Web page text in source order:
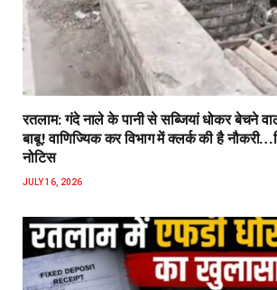
रतलाम: गंदे नाले के पानी से सब्जियां धोकर बेचने
बाबू! वाणिज्यिक कर विभाग में क्लर्क की है
नोटिस
JULY 16, 2026